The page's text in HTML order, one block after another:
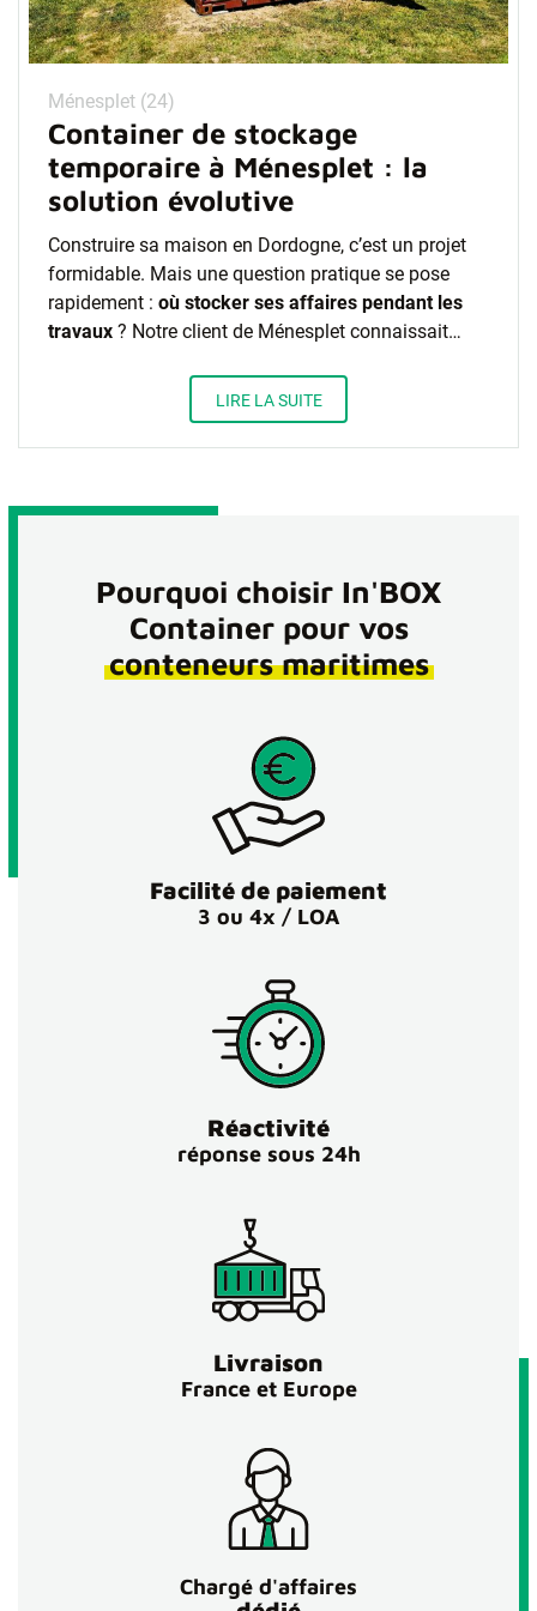
Ménesplet (24)
Container de stockage
temporaire à Ménesplet : la
solution évolutive
Construire sa maison en Dordogne, c’est un projet
formidable. Mais une question pratique se pose
rapidement : où stocker ses affaires pendant les
travaux ? Notre client de Ménesplet connaissait…
LIRE LA SUITE
Pourquoi choisir In'BOX
Container pour vos
conteneurs maritimes
Facilité de paiement
3 ou 4x / LOA
Réactivité
réponse sous 24h
Livraison
France et Europe
Chargé d'affaires